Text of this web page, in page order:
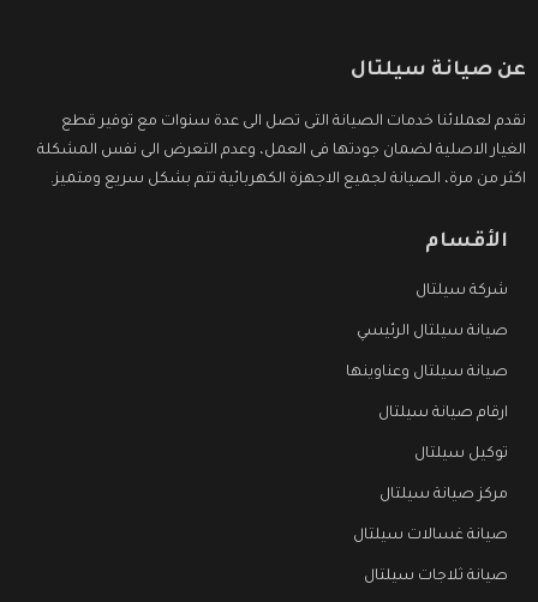
عن صيانة سيلتال
نقدم لعملائنا خدمات الصيانة التى تصل الى عدة سنوات مع توفير قطع
الغيار الاصلية لضمان جودتها فى العمل، وعدم التعرض الى نفس المشكلة
اكثر من مرة، الصيانة لجميع الاجهزة الكهربائية تتم بشكل سريع ومتميز.
الأقسام
شركة سيلتال
صيانة سيلتال الرئيسي
صيانة سيلتال وعناوينها
ارقام صيانة سيلتال
توكيل سيلتال
مركز صيانة سيلتال
صيانة غسالات سيلتال
صيانة ثلاجات سيلتال